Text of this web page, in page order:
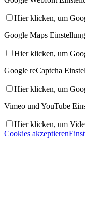
Hier klicken, um
Google Maps
Hier klicken, um
Google reCaptcha
Hier klicken, um
Vimeo und YouTube
Hier klicken, um
Cookies akzeptieren